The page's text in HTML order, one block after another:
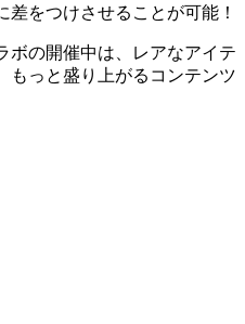
差をつけさせることが可能！
ボの開催中は、レアなアイテ
もっと盛り上がるコンテンツ